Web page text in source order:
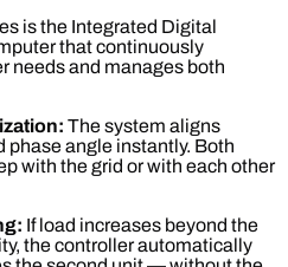
is the Integrated Digital
that continuously
needs and manages both
The system aligns
phase angle instantly. Both
with the grid or with each other
If load increases beyond the
the controller automatically